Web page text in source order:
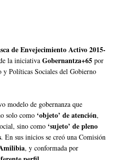
de Envejecimiento Activo 2015-
la iniciativa Gobernantza+65 por
y Políticas Sociales del Gobierno
modelo de gobernanza que
solo como ‘objeto’ de atención,
sino como ‘sujeto’ de pleno
. En sus inicios se creó una Comisión
, y conformada por